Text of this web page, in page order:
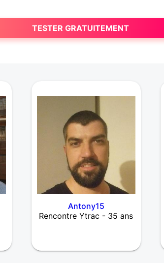
TESTER GRATUITEMENT
Antony15
Rencontre Ytrac - 35 ans